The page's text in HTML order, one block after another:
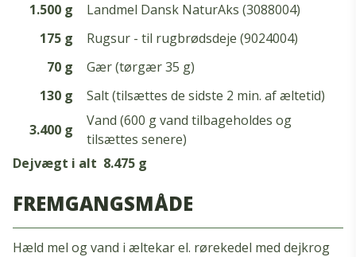
1.500 g
Landmel Dansk NaturAks (3088004)
175 g
Rugsur - til rugbrødsdeje (9024004)
70 g
Gær (tørgær 35 g)
130 g
Salt (tilsættes de sidste 2 min. af æltetid)
3.400 g
Vand (600 g vand tilbageholdes og
tilsættes senere)
Dejvægt i alt 8.475 g
FREMGANGSMÅDE
Hæld mel og vand i æltekar el. rørekedel med dejkrog